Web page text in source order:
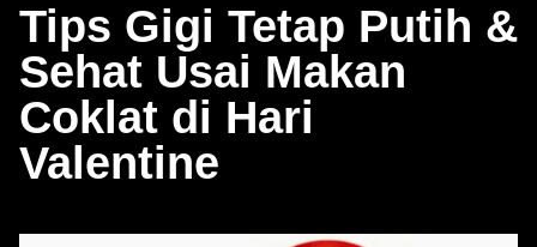
Tips Gigi Tetap Putih &
Sehat Usai Makan
Coklat di Hari
Valentine